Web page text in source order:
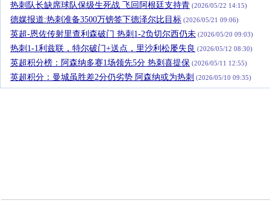
热刺队长缺席球队保级生死战 飞回阿根廷支持青 (2026/05/22 14:15)
德媒报道:热刺准备3500万镑签下德泽尔比目标 (2026/05/21 09:06)
英超-恩佐传射里查利森破门 热刺1-2负切尔西仍未 (2026/05/20 09:03)
热刺1-1利兹联，特尔破门+送点，里沙利松屡失良 (2026/05/12 08:30)
英超积分榜：阿森纳多赛1场领先5分 热刺喜提保 (2026/05/11 12:55)
英超积分：曼城虽胜差2分仍劣势 阿森纳或为热刺 (2026/05/10 09:35)